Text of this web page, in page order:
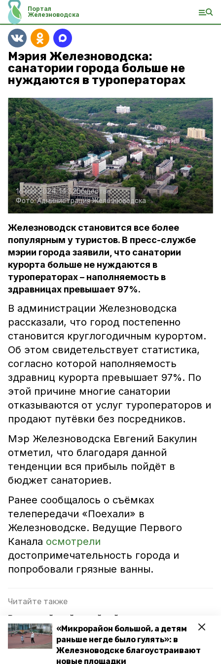
«Микрорайон большой, а детям
раньше негде было гулять»: в
Железноводске благоустраивают
новые площадки
Портал
Железноводска
Мэрия Железноводска:
санатории города больше не
нуждаются в туроператорах
16 мая 2024, 14:32Общество
Фото:Администрация Железноводска
Железноводск становится все более
популярным у туристов. В пресс-службе
мэрии города заявили, что санатории
курорта больше не нуждаются в
туроператорах – наполняемость в
здравницах превышает 97%.
В администрации Железноводска
рассказали, что город постепенно
становится круглогодичным курортом.
Об этом свидетельствует статистика,
согласно которой наполняемость
здравниц курорта превышает 97%. По
этой причине многие санатории
отказываются от услуг туроператоров и
продают путёвки без посредников.
Мэр Железноводска Евгений Бакулин
отметил, что благодаря данной
тенденции вся прибыль пойдёт в
бюджет санаториев.
Ранее сообщалось о съёмках
телепередачи «Поехали» в
Железноводске. Ведущие Первого
Канала осмотрели
достопримечательность города и
попробовали грязные ванны.
Читайте также
Всероссийский семейный огонь доставили в
Железноводск
Лестницу от улицы Калинина до Семашко
отремонтируют в Железноводске